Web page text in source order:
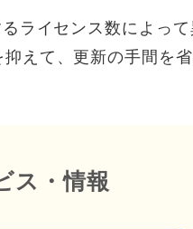
ライセンス数によっ
えて、更新の手間を
ス・情報